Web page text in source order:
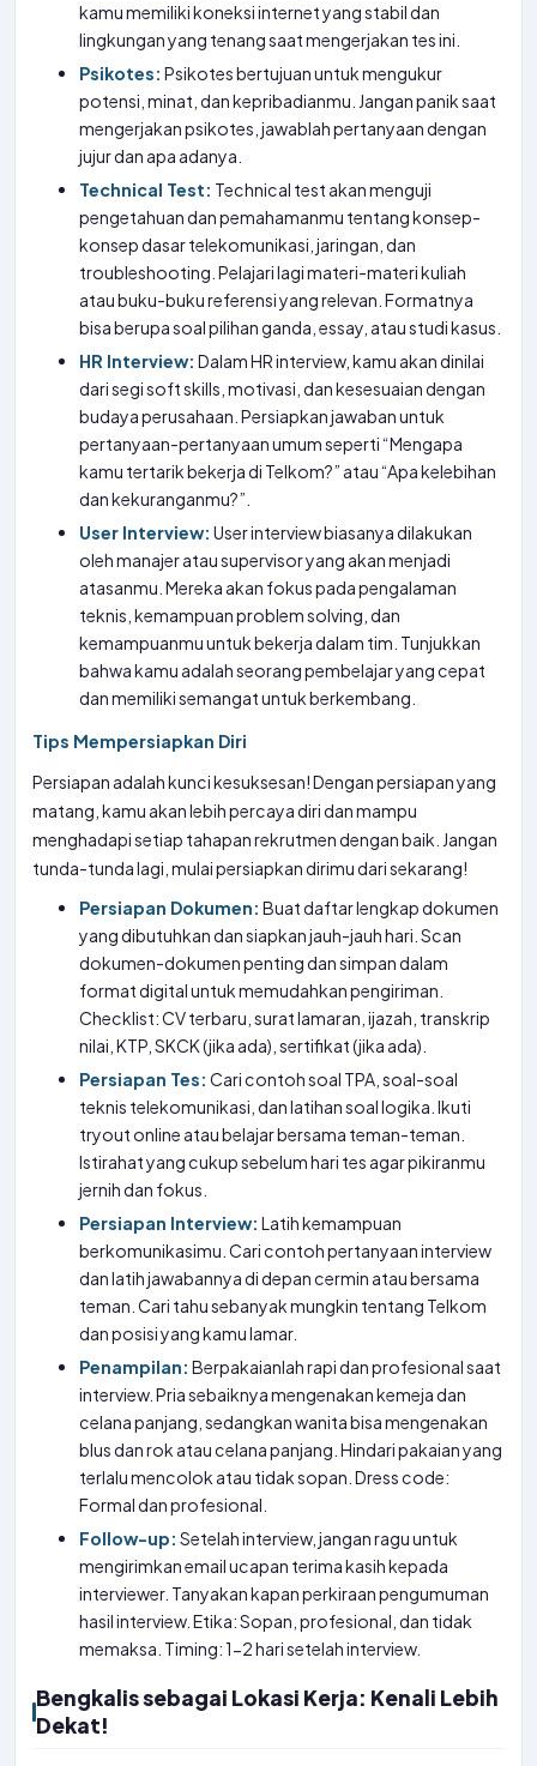
kamu memiliki koneksi internet yang stabil dan
lingkungan yang tenang saat mengerjakan tes ini.
Psikotes: Psikotes bertujuan untuk mengukur
potensi, minat, dan kepribadianmu. Jangan panik saat
mengerjakan psikotes, jawablah pertanyaan dengan
jujur dan apa adanya.
Technical Test: Technical test akan menguji
pengetahuan dan pemahamanmu tentang konsep-
konsep dasar telekomunikasi, jaringan, dan
troubleshooting. Pelajari lagi materi-materi kuliah
atau buku-buku referensi yang relevan. Formatnya
bisa berupa soal pilihan ganda, essay, atau studi kasus.
HR Interview: Dalam HR interview, kamu akan dinilai
dari segi soft skills, motivasi, dan kesesuaian dengan
budaya perusahaan. Persiapkan jawaban untuk
pertanyaan-pertanyaan umum seperti “Mengapa
kamu tertarik bekerja di Telkom?” atau “Apa kelebihan
dan kekuranganmu?”.
User Interview: User interview biasanya dilakukan
oleh manajer atau supervisor yang akan menjadi
atasanmu. Mereka akan fokus pada pengalaman
teknis, kemampuan problem solving, dan
kemampuanmu untuk bekerja dalam tim. Tunjukkan
bahwa kamu adalah seorang pembelajar yang cepat
dan memiliki semangat untuk berkembang.
Tips Mempersiapkan Diri
Persiapan adalah kunci kesuksesan! Dengan persiapan yang
matang, kamu akan lebih percaya diri dan mampu
menghadapi setiap tahapan rekrutmen dengan baik. Jangan
tunda-tunda lagi, mulai persiapkan dirimu dari sekarang!
Persiapan Dokumen: Buat daftar lengkap dokumen
yang dibutuhkan dan siapkan jauh-jauh hari. Scan
dokumen-dokumen penting dan simpan dalam
format digital untuk memudahkan pengiriman.
Checklist: CV terbaru, surat lamaran, ijazah, transkrip
nilai, KTP, SKCK (jika ada), sertifikat (jika ada).
Persiapan Tes: Cari contoh soal TPA, soal-soal
teknis telekomunikasi, dan latihan soal logika. Ikuti
tryout online atau belajar bersama teman-teman.
Istirahat yang cukup sebelum hari tes agar pikiranmu
jernih dan fokus.
Persiapan Interview: Latih kemampuan
berkomunikasimu. Cari contoh pertanyaan interview
dan latih jawabannya di depan cermin atau bersama
teman. Cari tahu sebanyak mungkin tentang Telkom
dan posisi yang kamu lamar.
Penampilan: Berpakaianlah rapi dan profesional saat
interview. Pria sebaiknya mengenakan kemeja dan
celana panjang, sedangkan wanita bisa mengenakan
blus dan rok atau celana panjang. Hindari pakaian yang
terlalu mencolok atau tidak sopan. Dress code:
Formal dan profesional.
Follow-up: Setelah interview, jangan ragu untuk
mengirimkan email ucapan terima kasih kepada
interviewer. Tanyakan kapan perkiraan pengumuman
hasil interview. Etika: Sopan, profesional, dan tidak
memaksa. Timing: 1-2 hari setelah interview.
Bengkalis sebagai Lokasi Kerja: Kenali Lebih
Dekat!